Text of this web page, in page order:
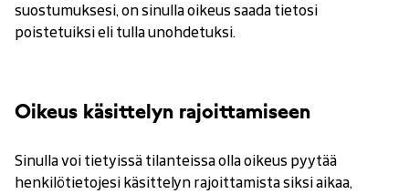
suostumuksesi, on sinulla oikeus saada tietosi
poistetuiksi eli tulla unohdetuksi.
Oikeus käsittelyn rajoittamiseen
Sinulla voi tietyissä tilanteissa olla oikeus pyytää
henkilötietojesi käsittelyn rajoittamista siksi aikaa,